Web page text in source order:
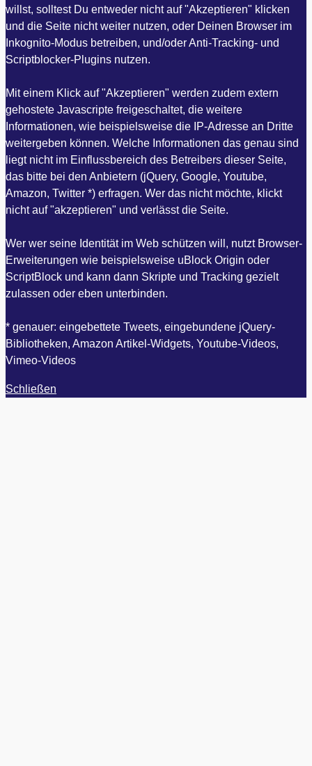
willst, solltest Du entweder nicht auf "Akzeptieren" klicken
und die Seite nicht weiter nutzen, oder Deinen Browser im
Inkognito-Modus betreiben, und/oder Anti-Tracking- und
Scriptblocker-Plugins nutzen.
Mit einem Klick auf "Akzeptieren" werden zudem extern
gehostete Javascripte freigeschaltet, die weitere
Informationen, wie beispielsweise die IP-Adresse an Dritte
weitergeben können. Welche Informationen das genau sind
liegt nicht im Einflussbereich des Betreibers dieser Seite,
das bitte bei den Anbietern (jQuery, Google, Youtube,
Amazon, Twitter *) erfragen. Wer das nicht möchte, klickt
nicht auf "akzeptieren" und verlässt die Seite.
Wer wer seine Identität im Web schützen will, nutzt Browser-
Erweiterungen wie beispielsweise uBlock Origin oder
ScriptBlock und kann dann Skripte und Tracking gezielt
zulassen oder eben unterbinden.
* genauer: eingebettete Tweets, eingebundene jQuery-
Bibliotheken, Amazon Artikel-Widgets, Youtube-Videos,
Vimeo-Videos
Schließen